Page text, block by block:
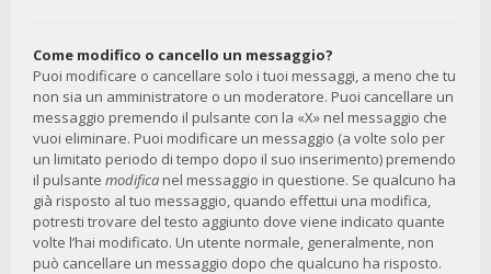
Come modifico o cancello un messaggio?
Puoi modificare o cancellare solo i tuoi messaggi, a meno che tu
non sia un amministratore o un moderatore. Puoi cancellare un
messaggio premendo il pulsante con la «X» nel messaggio che
vuoi eliminare. Puoi modificare un messaggio (a volte solo per
un limitato periodo di tempo dopo il suo inserimento) premendo
il pulsante modifica nel messaggio in questione. Se qualcuno ha
già risposto al tuo messaggio, quando effettui una modifica,
potresti trovare del testo aggiunto dove viene indicato quante
volte l’hai modificato. Un utente normale, generalmente, non
può cancellare un messaggio dopo che qualcuno ha risposto.